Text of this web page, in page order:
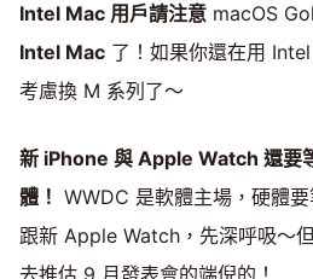
Intel Mac 用戶請注意 macOS
Intel Mac 了！如果你還在用
考慮換 M 系列了～
新 iPhone 與 Apple Watch 還要
體！ WWDC 是軟體主場，硬體
跟新 Apple Watch，先深呼吸～